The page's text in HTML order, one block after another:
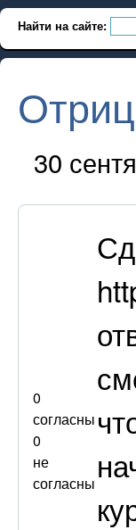
Найти на сайте:
30
0
согласны
0
не
согласны